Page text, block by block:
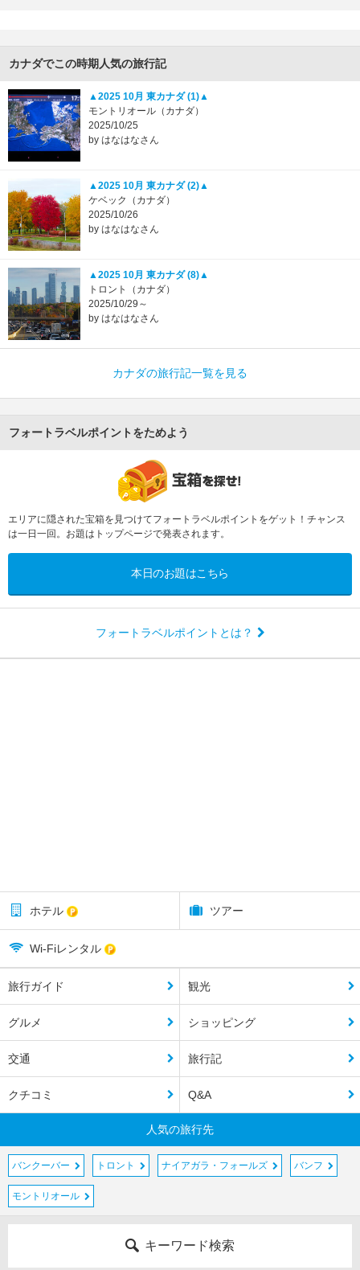
カナダでこの時期人気の旅行記
▲2025 10月 東カナダ (1)▲
モントリオール（カナダ）
2025/10/25
by はなはなさん
▲2025 10月 東カナダ (2)▲
ケベック（カナダ）
2025/10/26
by はなはなさん
▲2025 10月 東カナダ (8)▲
トロント（カナダ）
2025/10/29～
by はなはなさん
カナダの旅行記一覧を見る
フォートラベルポイントをためよう
エリアに隠された宝箱を見つけてフォートラベルポイントをゲット！チャンス
は一日一回。お題はトップページで発表されます。
本日のお題はこちら
フォートラベルポイントとは？
ホテル ツアー
Wi-Fiレンタル
旅行ガイド 観光
グルメ ショッピング
交通 旅行記
クチコミ Q&A
人気の旅行先
バンクーバー トロント ナイアガラ・フォールズ バンフ
モントリオール
キーワード検索